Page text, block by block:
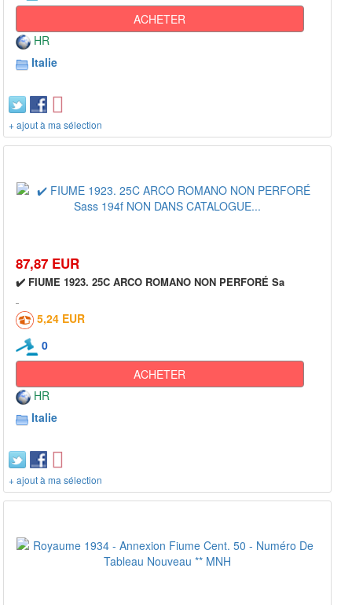
ACHETER
HR
Italie
+ ajout à ma sélection
87,87 EUR
✔️ FIUME 1923. 25C ARCO ROMANO NON PERFORÉ Sa
5,24 EUR
0
ACHETER
HR
Italie
+ ajout à ma sélection